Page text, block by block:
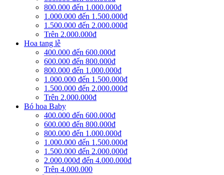
800.000 đến 1.000.000đ
1.000.000 đến 1.500.000đ
1.500.000 đến 2.000.000đ
Trên 2.000.000đ
Hoa tang lễ
400.000 đến 600.000đ
600.000 đến 800.000đ
800.000 đến 1.000.000đ
1.000.000 đến 1.500.000đ
1.500.000 đến 2.000.000đ
Trên 2.000.000đ
Bó hoa Baby
400.000 đến 600.000đ
600.000 đến 800.000đ
800.000 đến 1.000.000đ
1.000.000 đến 1.500.000đ
1.500.000 đến 2.000.000đ
2.000.000đ đến 4.000.000đ
Trên 4.000.000